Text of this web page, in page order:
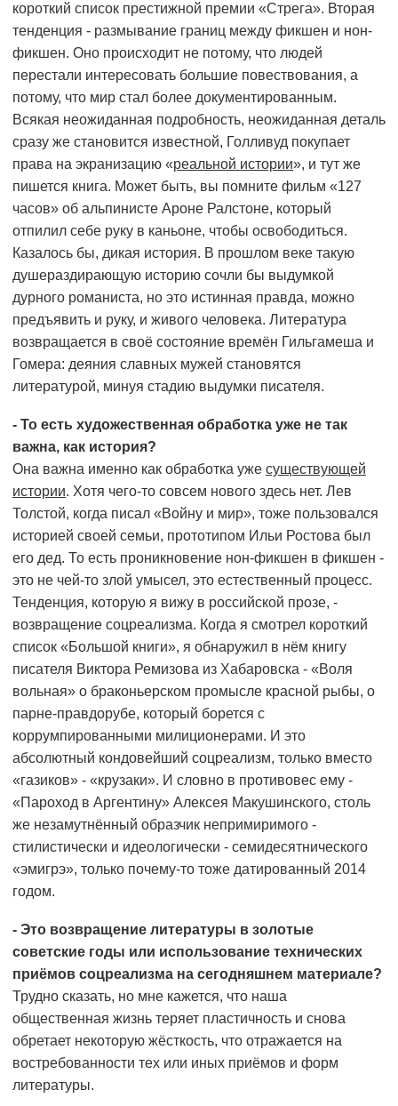
короткий список престижной премии «Стрега». Вторая
тенденция - размывание границ между фикшен и нон-
фикшен. Оно происходит не потому, что людей
перестали интересовать большие повествования, а
потому, что мир стал более документированным.
Всякая неожиданная подробность, неожиданная деталь
сразу же становится известной, Голливуд покупает
права на экранизацию «реальной истории», и тут же
пишется книга. Может быть, вы помните фильм «127
часов» об альпинисте Ароне Ралстоне, который
отпилил себе руку в каньоне, чтобы освободиться.
Казалось бы, дикая история. В прошлом веке такую
душераздирающую историю сочли бы выдумкой
дурного романиста, но это истинная правда, можно
предъявить и руку, и живого человека. Литература
возвращается в своё состояние времён Гильгамеша и
Гомера: деяния славных мужей становятся
литературой, минуя стадию выдумки писателя.
- То есть художественная обработка уже не так
важна, как история?
Она важна именно как обработка уже существующей
истории. Хотя чего-то совсем нового здесь нет. Лев
Толстой, когда писал «Войну и мир», тоже пользовался
историей своей семьи, прототипом Ильи Ростова был
его дед. То есть проникновение нон-фикшен в фикшен -
это не чей-то злой умысел, это естественный процесс.
Тенденция, которую я вижу в российской прозе, -
возвращение соцреализма. Когда я смотрел короткий
список «Большой книги», я обнаружил в нём книгу
писателя Виктора Ремизова из Хабаровска - «Воля
вольная» о браконьерском промысле красной рыбы, о
парне-правдорубе, который борется с
коррумпированными милиционерами. И это
абсолютный кондовейший соцреализм, только вместо
«газиков» - «крузаки». И словно в противовес ему -
«Пароход в Аргентину» Алексея Макушинского, столь
же незамутнённый образчик непримиримого -
стилистически и идеологически - семидесятнического
«эмигрэ», только почему-то тоже датированный 2014
годом.
- Это возвращение литературы в золотые
советские годы или использование технических
приёмов соцреализма на сегодняшнем материале?
Трудно сказать, но мне кажется, что наша
общественная жизнь теряет пластичность и снова
обретает некоторую жёсткость, что отражается на
востребованности тех или иных приёмов и форм
литературы.